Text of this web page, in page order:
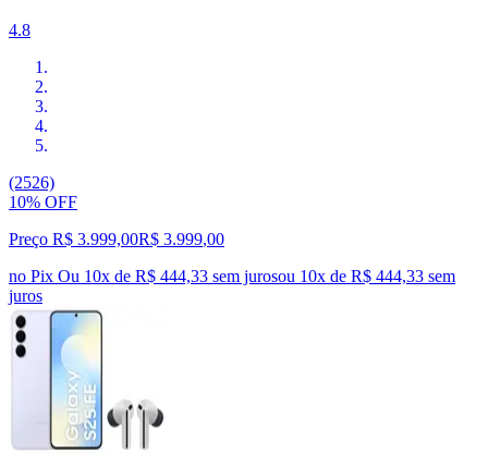
4.8
(2526)
10% OFF
Preço R$ 3.999,00R$ 3.999,00
no Pix Ou 10x de R$ 444,33 sem jurosou 10x de R$ 444,33 sem
juros